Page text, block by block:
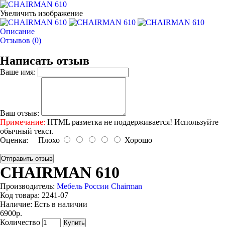
Увеличить изображение
Описание
Отзывов (0)
Написать отзыв
Ваше имя:
Ваш отзыв:
Примечание: HTML разметка не поддерживается! Используйте
обычный текст.
Оценка: Плохо Хорошо
Отправить отзыв
CHAIRMAN 610
Производитель: Мебель России Chairman
Код товара: 2241-07
Наличие: Есть в наличии
6900р.
Количество
Купить